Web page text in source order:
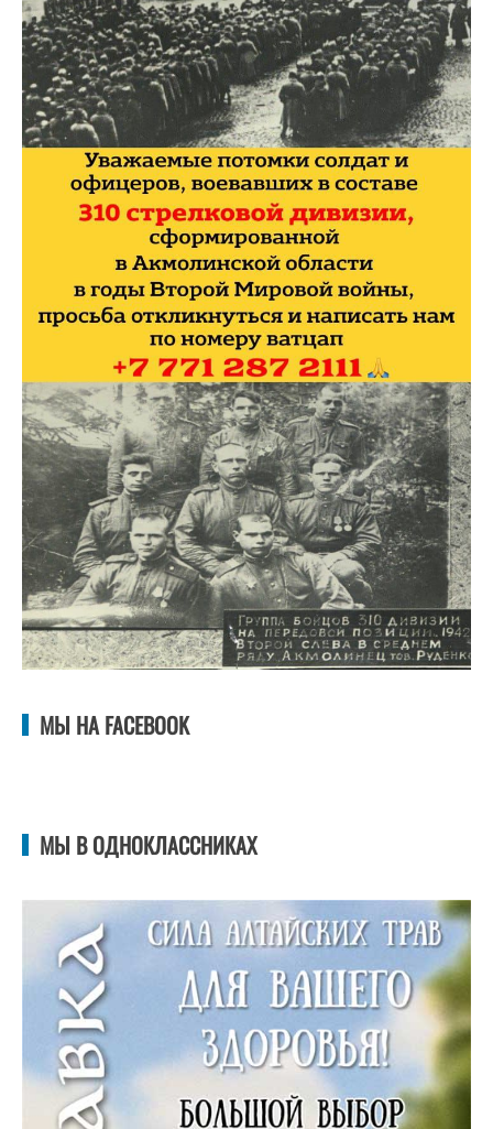
МЫ НА FACEBOOK
МЫ В ОДНОКЛАССНИКАХ